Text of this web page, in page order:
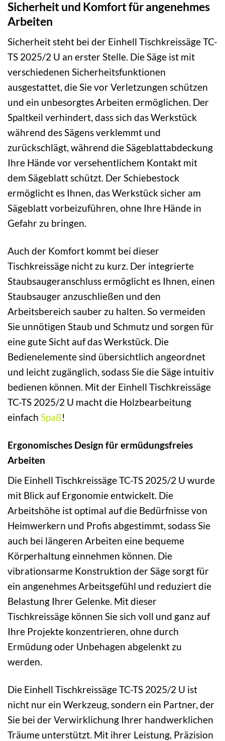
Sicherheit und Komfort für angenehmes
Arbeiten
Sicherheit steht bei der Einhell Tischkreissäge TC-
TS 2025/2 U an erster Stelle. Die Säge ist mit
verschiedenen Sicherheitsfunktionen
ausgestattet, die Sie vor Verletzungen schützen
und ein unbesorgtes Arbeiten ermöglichen. Der
Spaltkeil verhindert, dass sich das Werkstück
während des Sägens verklemmt und
zurückschlägt, während die Sägeblattabdeckung
Ihre Hände vor versehentlichem Kontakt mit
dem Sägeblatt schützt. Der Schiebestock
ermöglicht es Ihnen, das Werkstück sicher am
Sägeblatt vorbeizuführen, ohne Ihre Hände in
Gefahr zu bringen.
Auch der Komfort kommt bei dieser
Tischkreissäge nicht zu kurz. Der integrierte
Staubsaugeranschluss ermöglicht es Ihnen, einen
Staubsauger anzuschließen und den
Arbeitsbereich sauber zu halten. So vermeiden
Sie unnötigen Staub und Schmutz und sorgen für
eine gute Sicht auf das Werkstück. Die
Bedienelemente sind übersichtlich angeordnet
und leicht zugänglich, sodass Sie die Säge intuitiv
bedienen können. Mit der Einhell Tischkreissäge
TC-TS 2025/2 U macht die Holzbearbeitung
einfach Spaß!
Ergonomisches Design für ermüdungsfreies
Arbeiten
Die Einhell Tischkreissäge TC-TS 2025/2 U wurde
mit Blick auf Ergonomie entwickelt. Die
Arbeitshöhe ist optimal auf die Bedürfnisse von
Heimwerkern und Profis abgestimmt, sodass Sie
auch bei längeren Arbeiten eine bequeme
Körperhaltung einnehmen können. Die
vibrationsarme Konstruktion der Säge sorgt für
ein angenehmes Arbeitsgefühl und reduziert die
Belastung Ihrer Gelenke. Mit dieser
Tischkreissäge können Sie sich voll und ganz auf
Ihre Projekte konzentrieren, ohne durch
Ermüdung oder Unbehagen abgelenkt zu
werden.
Die Einhell Tischkreissäge TC-TS 2025/2 U ist
nicht nur ein Werkzeug, sondern ein Partner, der
Sie bei der Verwirklichung Ihrer handwerklichen
Träume unterstützt. Mit ihrer Leistung, Präzision